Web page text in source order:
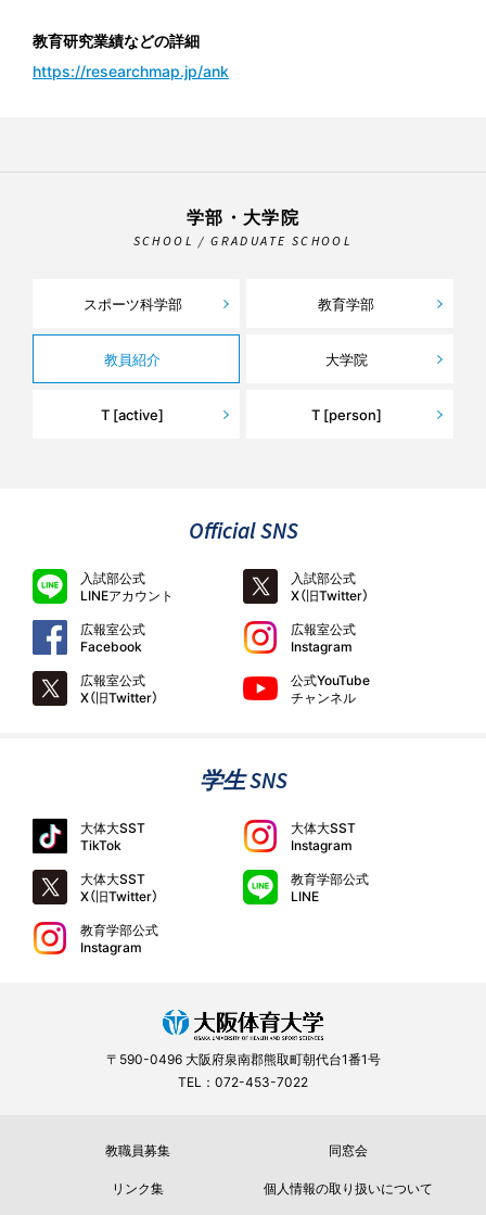
教育研究業績などの詳細
https://researchmap.jp/ank
学部・大学院
SCHOOL / GRADUATE SCHOOL
スポーツ科学部 教育学部
教員紹介 大学院
T [active] T [person]
Official SNS
入試部公式
LINEアカウント
入試部公式
X（旧Twitter）
広報室公式
Facebook
広報室公式
Instagram
広報室公式
X（旧Twitter）
公式YouTube
チャンネル
学生 SNS
大体大SST
TikTok
大体大SST
Instagram
大体大SST
X（旧Twitter）
教育学部公式
LINE
教育学部公式
Instagram
〒590-0496 大阪府泉南郡熊取町朝代台1番1号
TEL：072-453-7022
教職員募集
同窓会
リンク集
個人情報の取り扱いについて